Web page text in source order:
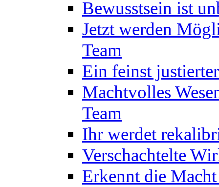
Bewusstsein ist
Jetzt werden
Team
Ein feinst
Machtvolles
Team
Ihr werdet
Verschachtelte
Erkennt die